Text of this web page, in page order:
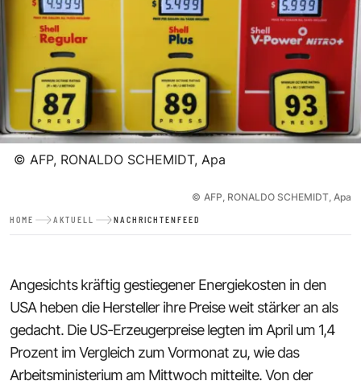
© AFP, RONALDO SCHEMIDT, Apa
© AFP, RONALDO SCHEMIDT, Apa
HOME AKTUELL NACHRICHTENFEED
Angesichts kräftig gestiegener Energiekosten in den
USA heben die Hersteller ihre Preise weit stärker an als
gedacht. Die US-Erzeugerpreise legten im April um 1,4
Prozent im Vergleich zum Vormonat zu, wie das
Arbeitsministerium am Mittwoch mitteilte. Von der